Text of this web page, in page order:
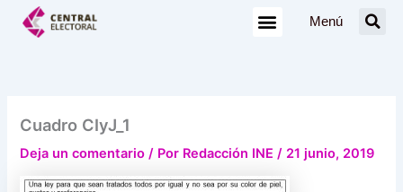
Menú
Cuadro CIyJ_1
Deja un comentario / Por Redacción INE/ 21 junio, 2019